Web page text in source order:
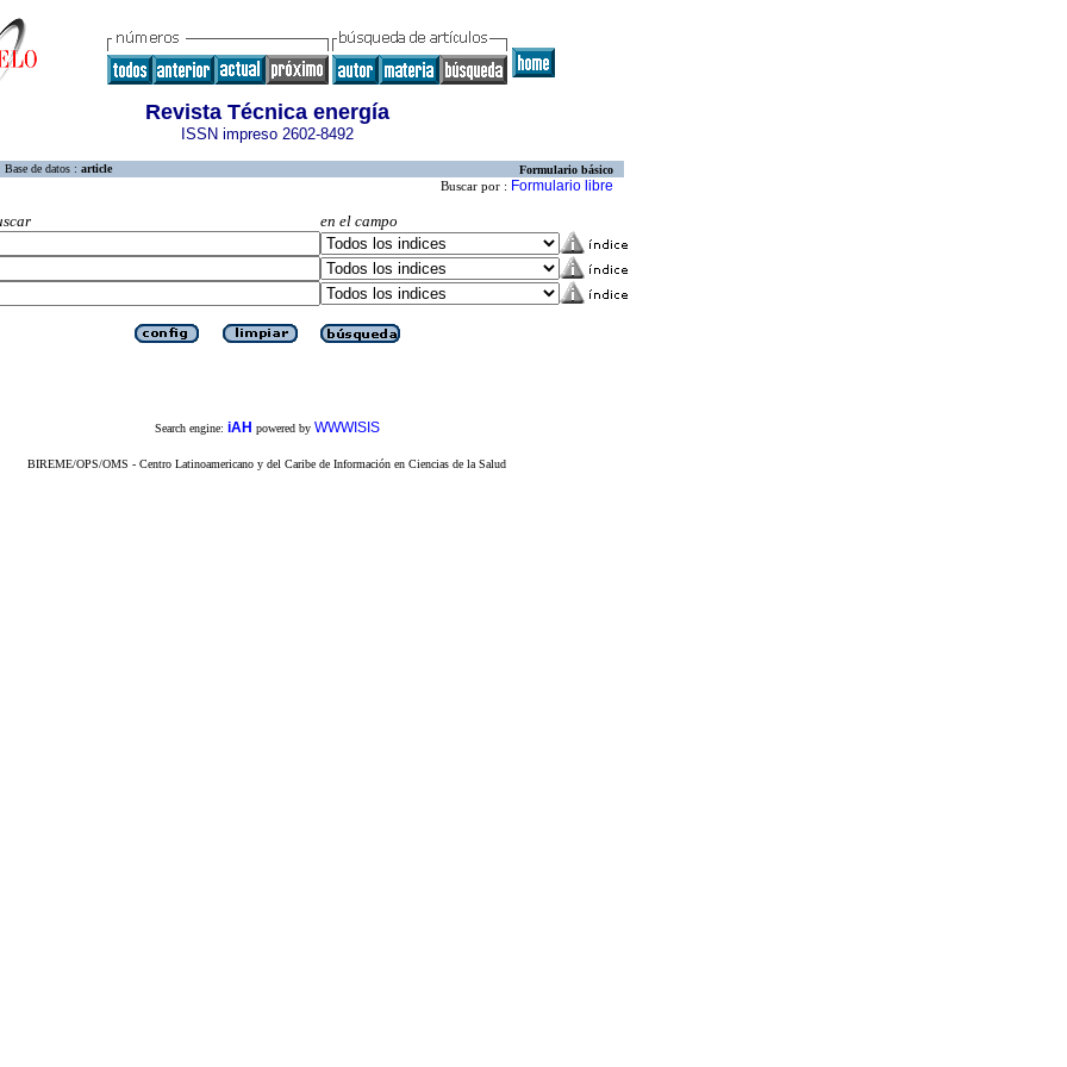
Revista Técnica energía
ISSN impreso 2602-8492
Base de datos : article Formulario básico
Buscar por : Formulario libre
en el campo
Search engine: iAH powered by WWWISIS
BIREME/OPS/OMS - Centro Latinoamericano y del Caribe de Información en Ciencias de la Salud